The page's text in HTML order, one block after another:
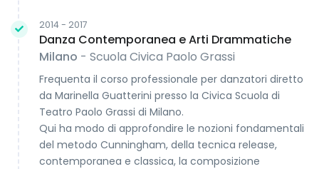
2014 - 2017
Danza Contemporanea e Arti Drammatiche
Milano - Scuola Civica Paolo Grassi
Frequenta il corso professionale per danzatori diretto
da Marinella Guatterini presso la Civica Scuola di
Teatro Paolo Grassi di Milano.
Qui ha modo di approfondire le nozioni fondamentali
del metodo Cunningham, della tecnica release,
contemporanea e classica, la composizione